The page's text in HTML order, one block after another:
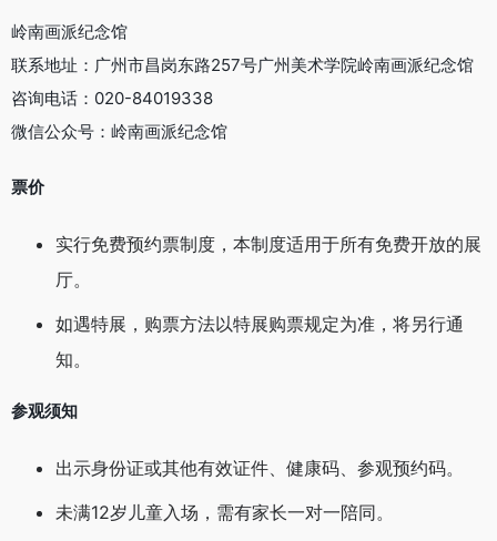
岭南画派纪念馆
联系地址：广州市昌岗东路257号广州美术学院岭南画派纪念馆
咨询电话：020-84019338
微信公众号：岭南画派纪念馆
票价
实行免费预约票制度，本制度适用于所有免费开放的展
厅。
如遇特展，购票方法以特展购票规定为准，将另行通
知。
参观须知
出示身份证或其他有效证件、健康码、参观预约码。
未满12岁儿童入场，需有家长一对一陪同。